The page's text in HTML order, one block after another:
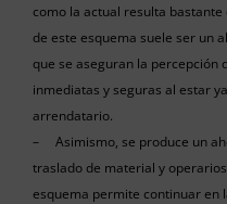
como la actual resulta
de este esquema suele ser un
que se aseguran la percepción
inmediatas y seguras al estar
arrendatario.
– Asimismo, se produce un
traslado de material y
esquema permite continuar en